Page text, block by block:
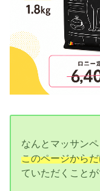
なんとマッサン
このページから
ていただくこと